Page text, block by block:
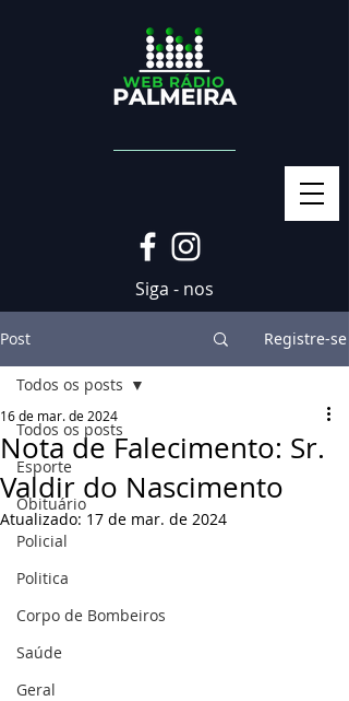
Siga - nos
Post Registre-se
Todos os posts
Esporte
Obituário
Policial
Politica
Corpo de Bombeiros
Saúde
Geral
Todos os posts
Nota de Falecimento: Sr.
Valdir do Nascimento
16 de mar. de 2024
Atualizado: 17 de mar. de 2024